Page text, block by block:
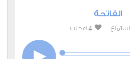
الفاتحة
استماع 4 اعجاب